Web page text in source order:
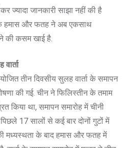
ज्यादा जानकारी साझा नहीं की है
हमास और फतह ने अब एकसाथ
की कसम खाई है.
तीन दिवसीय सुलह वार्ता के समापन
की गई. चीन ने फिलिस्तीन के तमाम
किया था, समापन समारोह में चीनी
पिछले 17 सालों से कई बार दोनों गुटों में
मध्यस्थता के बाद हमास और फतह में